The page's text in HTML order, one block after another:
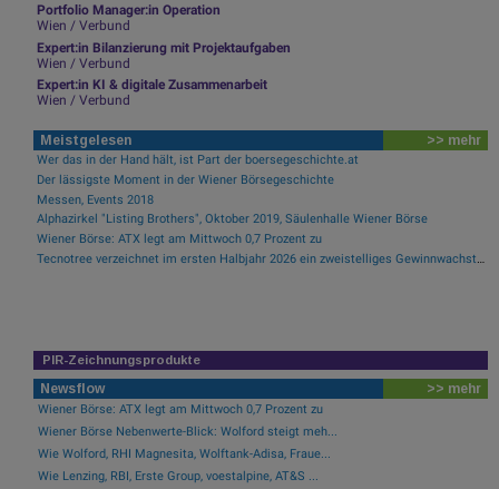
Portfolio Manager:in Operation
Wien / Verbund
Expert:in Bilanzierung mit Projektaufgaben
Wien / Verbund
Expert:in KI & digitale Zusammenarbeit
Wien / Verbund
Meistgelesen >> mehr
Wer das in der Hand hält, ist Part der boersegeschichte.at
Der lässigste Moment in der Wiener Börsegeschichte
Messen, Events 2018
Alphazirkel "Listing Brothers", Oktober 2019, Säulenhalle Wiener Börse
Wiener Börse: ATX legt am Mittwoch 0,7 Prozent zu
Tecnotree verzeichnet im ersten Halbjahr 2026 ein zweistelliges Gewinnwachstum und eine beschleunigte Einführungsdynamik
PIR-Zeichnungsprodukte
Newsflow >> mehr
Wiener Börse: ATX legt am Mittwoch 0,7 Prozent zu
Wiener Börse Nebenwerte-Blick: Wolford steigt meh...
Wie Wolford, RHI Magnesita, Wolftank-Adisa, Fraue...
Wie Lenzing, RBI, Erste Group, voestalpine, AT&S ...